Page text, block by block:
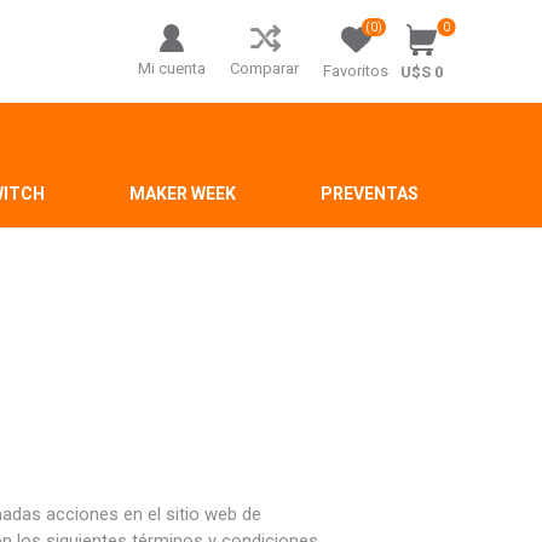
Mi cuenta Comparar Favoritos
(0) 0
U$S 0
MAKER WEEK PREVENTAS
acciones en el sitio web de